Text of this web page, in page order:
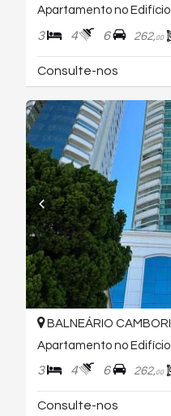
Apartamento no Edifício
3 4 6 262,00
Consulte-nos
BALNEÁRIO
Apartamento no Edifício
3 4 6 262,00
Consulte-nos